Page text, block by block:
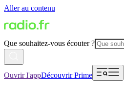
Aller au contenu
Que souhaitez-vous écouter ?
Ouvrir l'appDécouvrir Prime